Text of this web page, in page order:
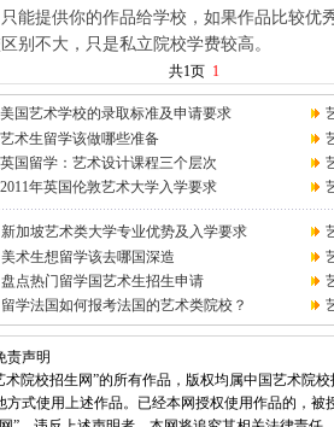
提供你的作品给学校，如果作品比较优
别不大，只是私立院校学费较高。
共1页 1
美国艺术学校的录取标准及申请要求
艺术生留学该做哪些准备
英国留学：艺术设计课程三个层次
2011年英国伦敦艺术大学入学要求
新加坡艺术类大学专业优势及入学要求
美术生想留学该去哪国深造
盘点热门留学国艺术生招生申请
留学法国如何报考法国的艺术类院校？
责声明
术院校招生网”的所有作品，版权均属中国艺术院
方式使用上述作品。已经本网授权使用作品的，被